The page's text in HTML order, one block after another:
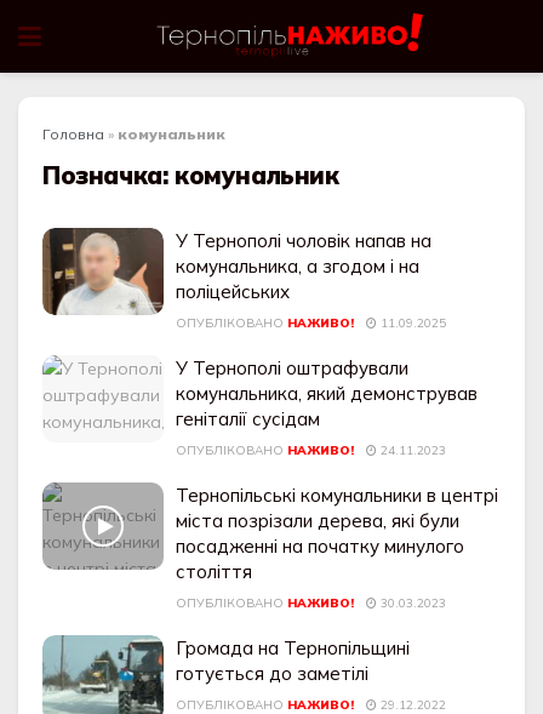
Головна » комунальник
Позначка: комунальник
У Тернополі чоловік напав на
комунальника, а згодом і на
поліцейських
ОПУБЛІКОВАНО НАЖИВО! 11.09.2025
У Тернополі оштрафували
комунальника, який демонстрував
геніталії сусідам
ОПУБЛІКОВАНО НАЖИВО! 24.11.2023
Тернопільські комунальники в центрі
міста позрізали дерева, які були
посадженні на початку минулого
століття
ОПУБЛІКОВАНО НАЖИВО! 30.03.2023
Громада на Тернопільщині
готується до заметілі
ОПУБЛІКОВАНО НАЖИВО! 29.12.2022